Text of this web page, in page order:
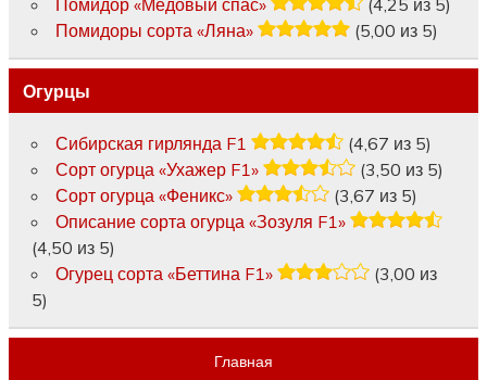
Помидор «Медовый спас»
(4,25 из 5)
Помидоры сорта «Ляна»
(5,00 из 5)
Огурцы
Сибирская гирлянда F1
(4,67 из 5)
Сорт огурца «Ухажер F1»
(3,50 из 5)
Сорт огурца «Феникс»
(3,67 из 5)
Описание сорта огурца «Зозуля F1»
(4,50 из 5)
Огурец сорта «Беттина F1»
(3,00 из
5)
Главная